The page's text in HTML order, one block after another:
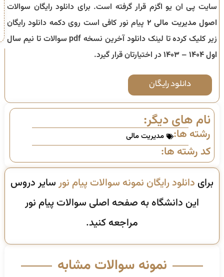
سایت پی ان یو اگزم قرار گرفته است. برای دانلود رایگان سوالات
اصول مدیریت مالی ۲
پیام نور کافی است روی دکمه دانلود رایگان
زیر کلیک کرده تا لینک دانلود آخرین نسخه pdf سوالات تا
نیم سال
اول ۱۴۰۴ – ۱۴۰۳
در اختیارتان قرار گیرد.
دانلود رایگان
نام های دیگر:
رشته ها: مدیریت مالی
کد رشته ها:
برای دانلود رایگان نمونه سوالات پیام نورسایر دروس
این دانشگاه به صفحه اصلی سوالات پیام نور
مراجعه کنید.
نمونه سوالات مشابه